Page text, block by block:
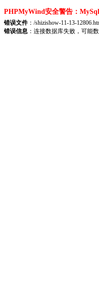
PHPMyWind安全警告：
错误文件：/shizishow-11-13-
错误信息 ：连接数据库失败，可能